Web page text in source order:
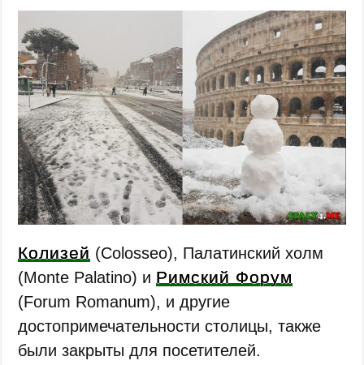
Колизей (Colosseo), Палатинский холм
(Monte Palatino) и Римский Форум
(Forum Romanum), и другие
достопримечательности столицы, также
были закрыты для посетителей.